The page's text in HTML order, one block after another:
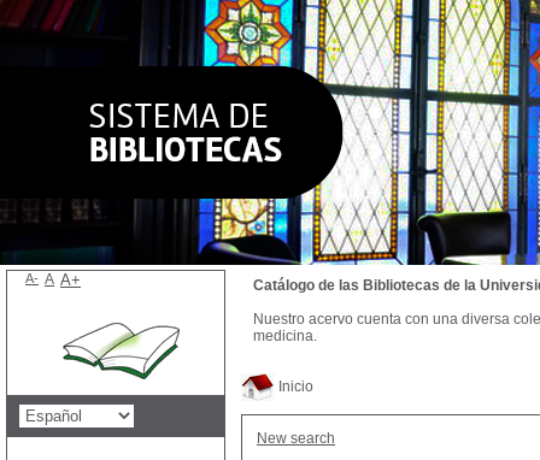
Inicio
New search
Catálogo de las Bibliotecas de la
Nuestro acervo cuenta con una diversa
medicina.
A- A A+